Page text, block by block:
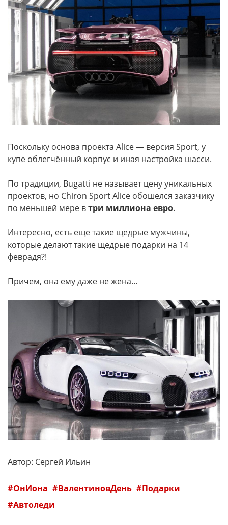
Поскольку основа проекта Alice — версия Sport, у
купе облегчённый корпус и иная настройка шасси.
По традиции, Bugatti не называет цену уникальных
проектов, но Chiron Sport Alice обошелся заказчику
по меньшей мере втри миллиона евро.
Интересно, есть еще такие щедрые мужчины,
которые делают такие щедрые подарки на 14
феврадя?!
Причем, она ему даже не жена...
Автор: Сергей Ильин
ОнИона ВалентиновДень
Подарки
Автоледи